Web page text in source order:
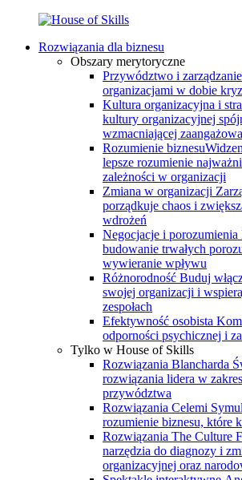
Rozwiązania dla biznesu
Obszary merytoryczne
Przywództwo i zarządzanie
organizacjami w dobie
Kultura organizacyjna i
kultury organizacyjnej
wzmacniającej
Rozumienie biznesu
lepsze rozumienie
zależności w organizacji
Zmiana w organizacji
porządkuje chaos i
wdrożeń
Negocjacje i porozumienia
budowanie trwałych
wywieranie wpływu
Różnorodność Buduj
swojej organizacji i
zespołach
Efektywność osobista
odporności psychicznej i
Tylko w House of Skills
Rozwiązania Blancharda
rozwiązania lidera w
przywództwa
Rozwiązania Celemi
rozumienie biznesu, które
Rozwiązania The Culture
narzędzia do diagnozy i
organizacyjnej oraz